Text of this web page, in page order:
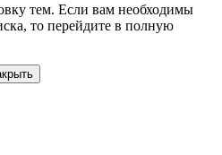
тем. Если вам необходимы
то перейдите в полную